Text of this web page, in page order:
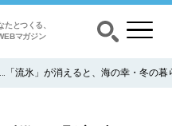
たとつくる、
マガジン
「流氷」が消えると、海の幸・冬の